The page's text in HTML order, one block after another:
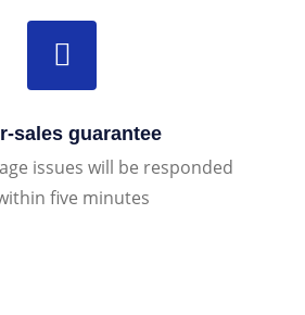
sales guarantee
issues will be responded
five minutes